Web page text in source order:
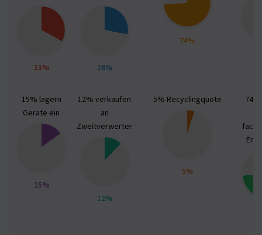
33% 28%
74%
15% lagern
Geräte ein
15%
12% verkaufen
an
Zweitverwerter
12%
5% Recyclingquote
5%